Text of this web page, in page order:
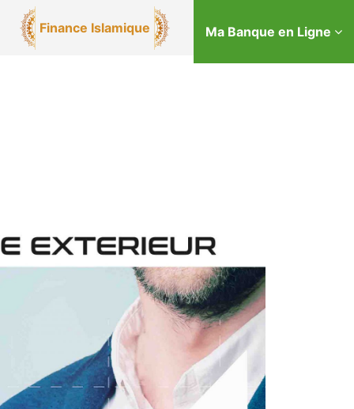
Finance Islamique Ma Banque en Ligne